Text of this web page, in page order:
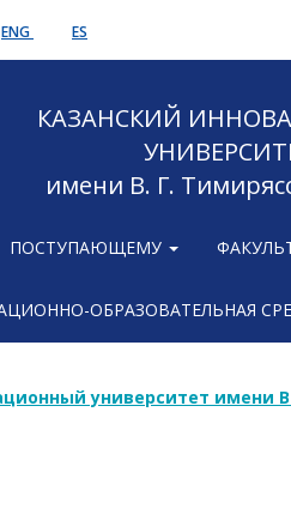
ENG ES
КАЗАНСКИЙ
имени В. Г.
ПОСТУПАЮЩЕМУ
ОБРАЗОВАТЕЛЬНАЯ
университет имени